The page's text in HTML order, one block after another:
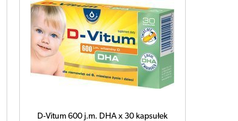
D-Vitum 600 j.m. DHA x 30 kapsułek